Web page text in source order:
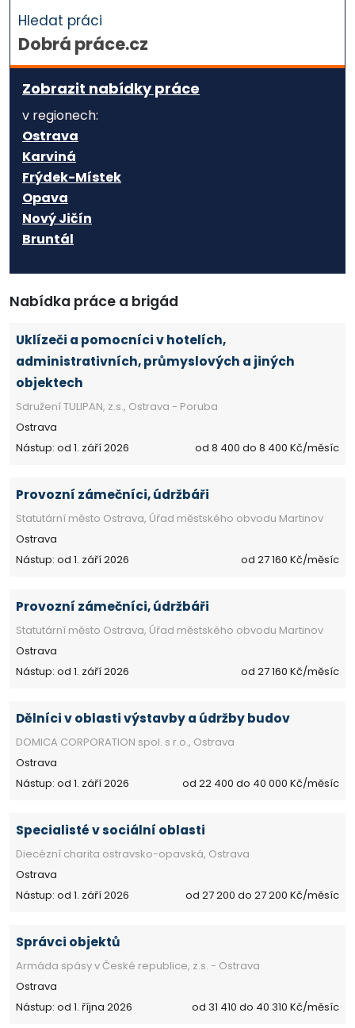
Hledat práci
Dobrá práce.cz
Zobrazit nabídky práce
v regionech:
Ostrava
Karviná
Frýdek-Místek
Opava
Nový Jičín
Bruntál
Nabídka práce a brigád
Uklízeči a pomocníci v hotelích,
administrativních, průmyslových a jiných
objektech
Sdružení TULIPAN, z.s., Ostrava - Poruba
Ostrava
Nástup: od 1. září 2026
od 8 400 do 8 400 Kč/měsíc
Provozní zámečníci, údržbáři
Statutární město Ostrava, Úřad městského obvodu Martinov
Ostrava
Nástup: od 1. září 2026
od 27 160 Kč/měsíc
Provozní zámečníci, údržbáři
Statutární město Ostrava, Úřad městského obvodu Martinov
Ostrava
Nástup: od 1. září 2026
od 27 160 Kč/měsíc
Dělníci v oblasti výstavby a údržby budov
DOMICA CORPORATION spol. s r.o., Ostrava
Ostrava
Nástup: od 1. září 2026
od 22 400 do 40 000 Kč/měsíc
Specialisté v sociální oblasti
Diecézní charita ostravsko-opavská, Ostrava
Ostrava
Nástup: od 1. září 2026
od 27 200 do 27 200 Kč/měsíc
Správci objektů
Armáda spásy v České republice, z.s. - Ostrava
Ostrava
Nástup: od 1. října 2026
od 31 410 do 40 310 Kč/měsíc